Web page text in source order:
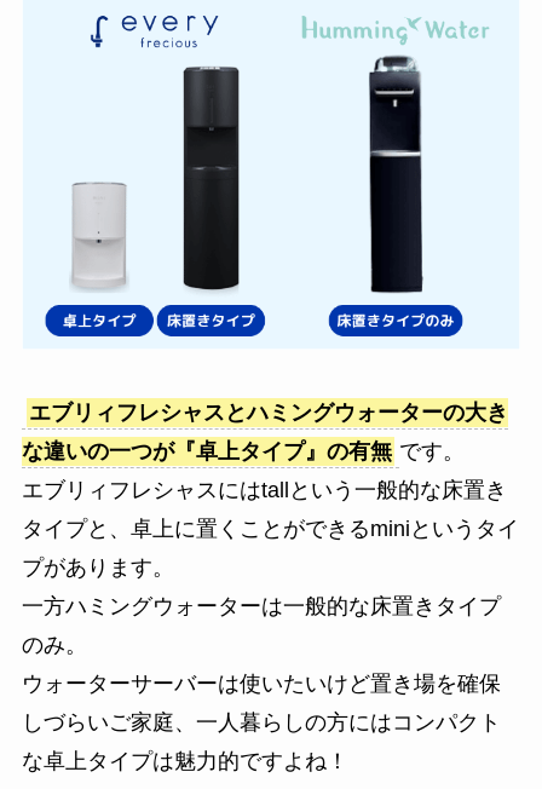
エブリィフレシャスとハミングウォーターの大き
な違いの一つが『卓上タイプ』の有無 です。
エブリィフレシャスにはtallという一般的な床置き
タイプと、卓上に置くことができるminiというタイ
プがあります。
一方ハミングウォーターは一般的な床置きタイプ
のみ。
ウォーターサーバーは使いたいけど置き場を確保
しづらいご家庭、一人暮らしの方にはコンパクト
な卓上タイプは魅力的ですよね！